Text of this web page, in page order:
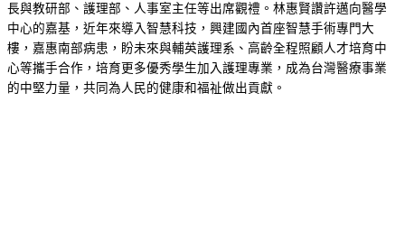
長與教研部、護理部、人事室主任等出席觀禮。林惠賢讚許邁向醫學
中心的嘉基，近年來導入智慧科技，興建國內首座智慧手術專門大
樓，嘉惠南部病患，盼未來與輔英護理系、高齡全程照顧人才培育中
心等攜手合作，培育更多優秀學生加入護理專業，成為台灣醫療事業
的中堅力量，共同為人民的健康和福祉做出貢獻。